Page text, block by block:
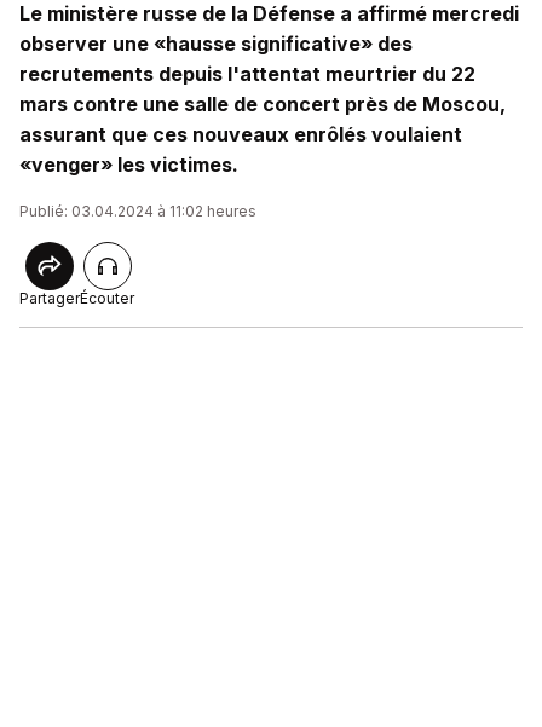
Le ministère russe de la Défense a affirmé mercredi
observer une «hausse significative» des
recrutements depuis l'attentat meurtrier du 22
mars contre une salle de concert près de Moscou,
assurant que ces nouveaux enrôlés voulaient
«venger» les victimes.
Publié: 03.04.2024 à 11:02 heures
PartagerÉcouter